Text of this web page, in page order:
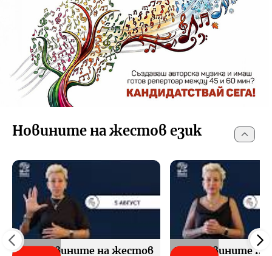
Новините на жестов език
БНР Новините на жестов
БНР Новините на